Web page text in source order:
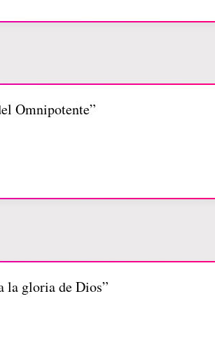
Omnipotente”
la gloria de Dios”